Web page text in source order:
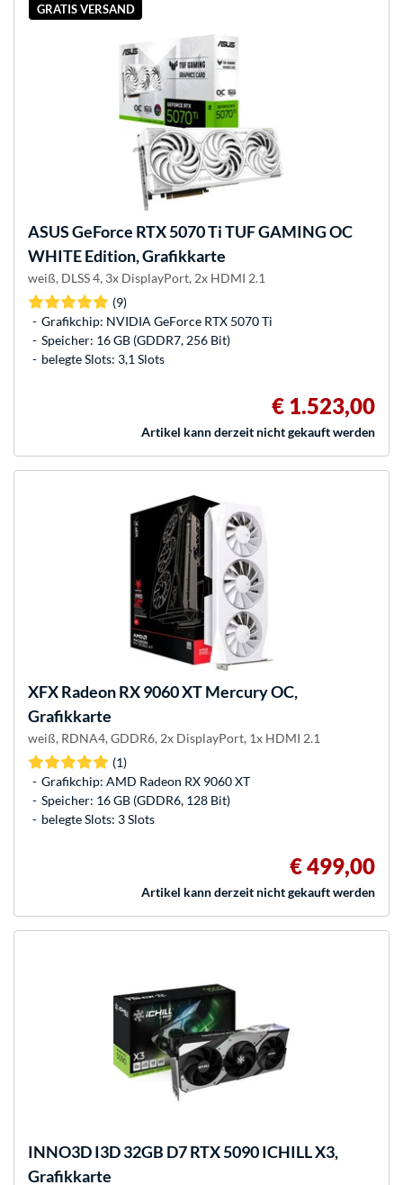
GRATIS VERSAND
ASUSGeForce RTX 5070 Ti TUF GAMING OC
WHITE Edition, Grafikkarte
weiß, DLSS 4, 3x DisplayPort, 2x HDMI 2.1
(9)
Grafikchip: NVIDIA GeForce RTX 5070 Ti
Speicher: 16 GB (GDDR7, 256 Bit)
belegte Slots: 3,1 Slots
€ 1.523,00
Artikel kann derzeit nicht gekauft werden
XFXRadeon RX 9060 XT Mercury OC,
Grafikkarte
weiß, RDNA4, GDDR6, 2x DisplayPort, 1x HDMI 2.1
(1)
Grafikchip: AMD Radeon RX 9060 XT
Speicher: 16 GB (GDDR6, 128 Bit)
belegte Slots: 3 Slots
€ 499,00
Artikel kann derzeit nicht gekauft werden
INNO3DI3D 32GB D7 RTX 5090 ICHILL X3,
Grafikkarte